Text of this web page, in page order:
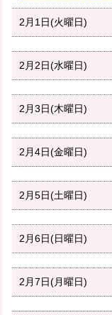
2月1日(火曜日)
2月2日(水曜日)
2月3日(木曜日)
2月4日(金曜日)
2月5日(土曜日)
2月6日(日曜日)
2月7日(月曜日)